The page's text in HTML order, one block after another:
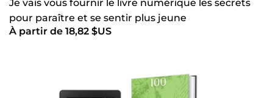
Je vais vous fournir le livre numérique les secrets
pour paraître et se sentir plus jeune
À partir de 18,82 $US